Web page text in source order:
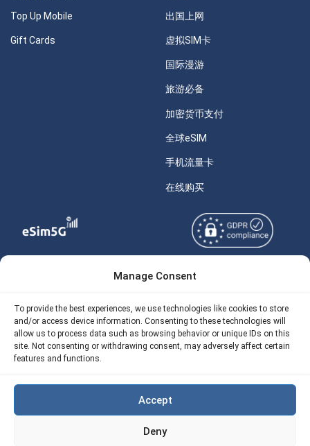
Manage Consent
To provide the best experiences, we use technologies like cookies to store
and/or access device information. Consenting to these technologies will
allow us to process data such as browsing behavior or unique IDs on this
site. Not consenting or withdrawing consent, may adversely affect certain
features and functions.
Accept
Deny
Top Up Mobile
Gift Cards
出国上网
虚拟SIM卡
国际漫游
旅游必备
加密货币支付
全球eSIM
手机流量卡
在线购买
Your Tickets
免费eSIM流量计算器
我们的 API
eSIM5G 退款政策
Copyright © 2026
使用条款
隐私政策
Site Map